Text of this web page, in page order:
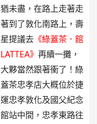
猶未盡，在路上走著走
著到了敦化南路上，壽
星提議去 《綠蓋茶．館
LATTEA》再續一攤，
大夥當然跟著衝了！綠
蓋茶忠孝店大概位於捷
運忠孝敦化及國父紀念
館站中間，忠孝東路往